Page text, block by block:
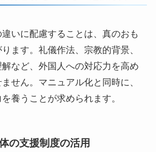
いに配慮することは、真のおも
ます。礼儀作法、宗教的背景、
など、外国人への対応力を高め
せん。マニュアル化と同時に、
養うことが求められます。
の支援制度の活用